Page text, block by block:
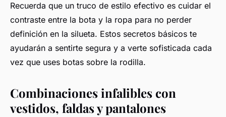
Recuerda que un truco de estilo efectivo es cuidar el
contraste entre la bota y la ropa para no perder
definición en la silueta. Estos secretos básicos te
ayudarán a sentirte segura y a verte sofisticada cada
vez que uses botas sobre la rodilla.
Combinaciones infalibles con
vestidos, faldas y pantalones